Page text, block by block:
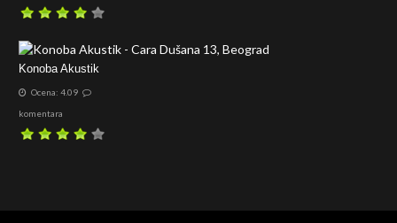
Konoba Akustik
Ocena: 4.09
komentara